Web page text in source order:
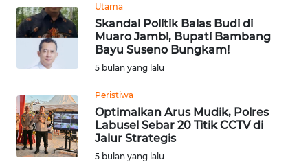
Utama
Skandal Politik Balas Budi di
Muaro Jambi, Bupati Bambang
Bayu Suseno Bungkam!
5 bulan yang lalu
Peristiwa
Optimalkan Arus Mudik, Polres
Labusel Sebar 20 Titik CCTV di
Jalur Strategis
5 bulan yang lalu
NTT
WN
KEPRI
WN
PAPUA
WN